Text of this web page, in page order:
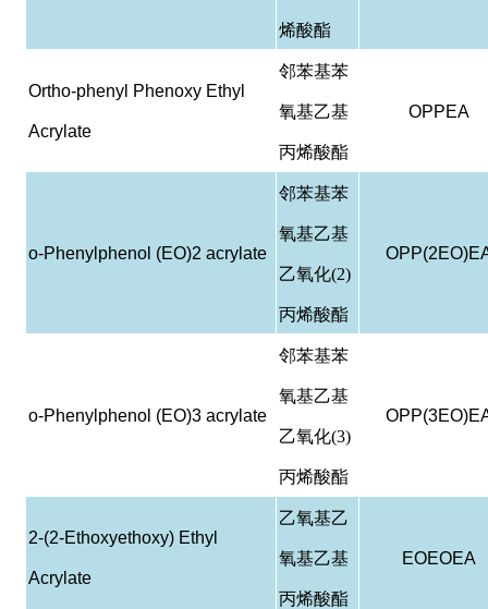
烯酸酯
Ortho-phenyl Phenoxy Ethyl
Acrylate
邻苯基苯
氧基乙基
丙烯酸酯
OPPEA
o-Phenylphenol (EO)2 acrylate
邻苯基苯
氧基乙基
乙氧化(2)
丙烯酸酯
o-Phenylphenol (EO)3 acrylate
邻苯基苯
氧基乙基
乙氧化(3)
丙烯酸酯
2-(2-Ethoxyethoxy) Ethyl
Acrylate
乙氧基乙
氧基乙基
丙烯酸酯
EOEOEA